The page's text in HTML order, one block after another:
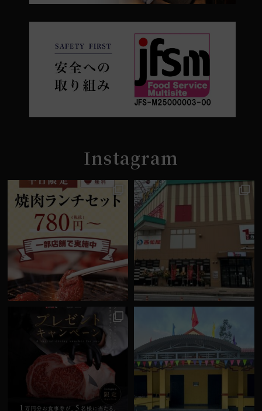
Instagram